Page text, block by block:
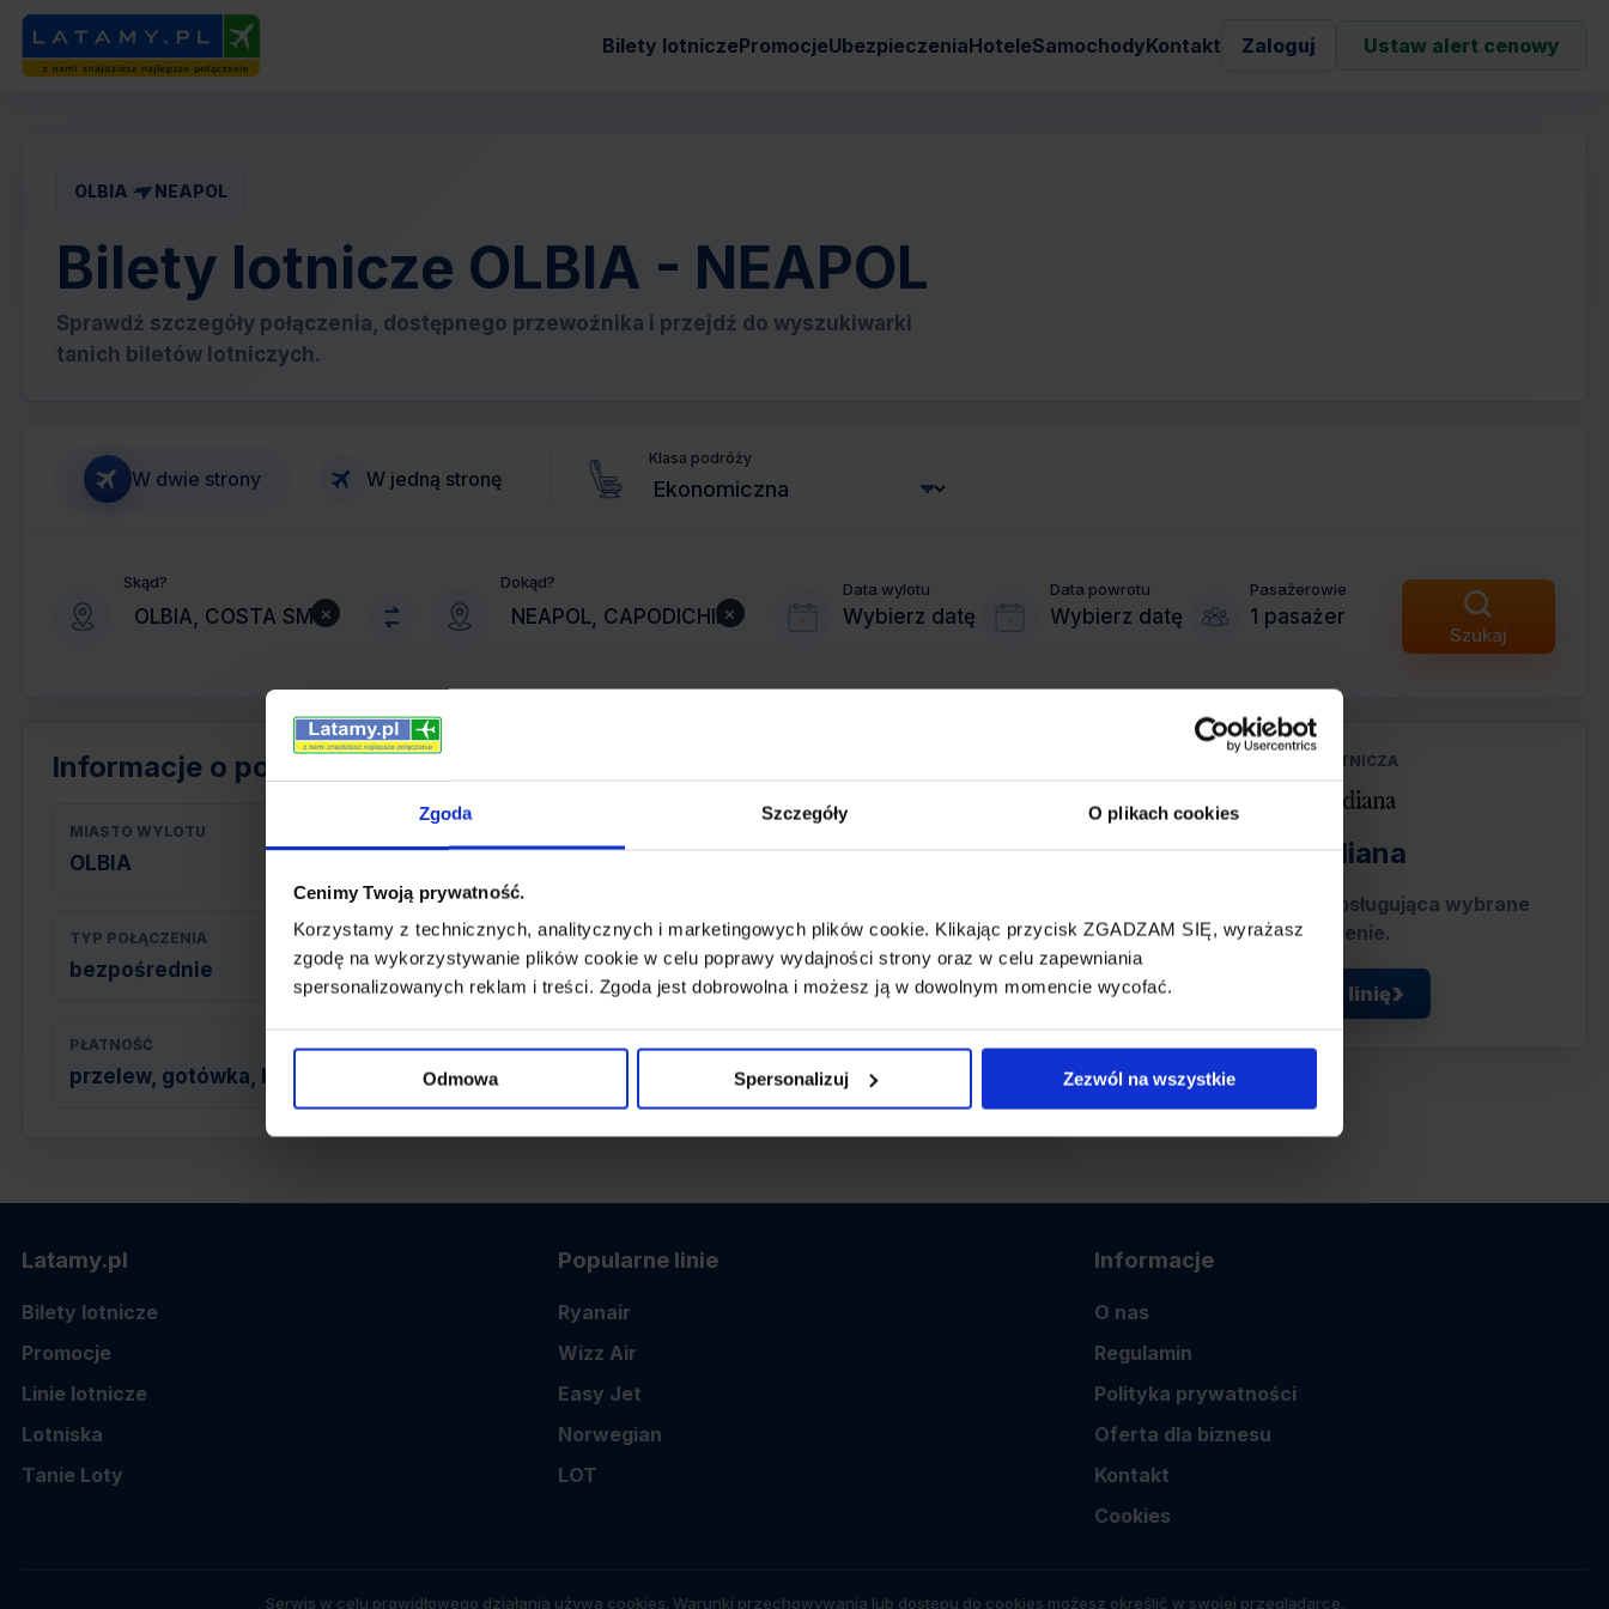
Zgoda Szczegóły O plikach cookies
Cenimy Twoją prywatność.
Korzystamy z technicznych, analitycznych i marketingowych plików cookie. Klikając przycisk ZGADZAM SIĘ, wyrażasz
zgodę na wykorzystywanie plików cookie w celu poprawy wydajności strony oraz w celu zapewniania
spersonalizowanych reklam i treści. Zgoda jest dobrowolna i możesz ją w dowolnym momencie wycofać.
Odmowa Spersonalizuj Zezwól na wszystkie
Bilety lotniczePromocjeUbezpieczeniaHoteleSamochodyKontakt Zaloguj Ustaw alert cenowy
OLBIA NEAPOL
Bilety lotnicze OLBIA - NEAPOL
Sprawdź szczegóły połączenia, dostępnego przewoźnika i przejdź do wyszukiwarki
tanich biletów lotniczych.
W dwie strony W jedną stronę
Klasa podróży
Skąd?
×
Dokąd?
×
Data wylotu
Wybierz datę
Data powrotu
Wybierz datę
Pasażerowie
1 pasażer
Szukaj
Informacje o połączeniu
MIASTO WYLOTU
OLBIA
TYP POŁĄCZENIA
bezpośrednie
REZERWACJA
online lub telefoniczna
PŁATNOŚĆ
przelew, gotówka, karta
LINIA LOTNICZA
Meridiana
Tania linia lotnicza obsługująca wybrane
połączenie.
Zobacz linię
Latamy.pl
Bilety lotnicze
Promocje
Linie lotnicze
Lotniska
Tanie Loty
Popularne linie
Ryanair
Wizz Air
Easy Jet
Norwegian
LOT
Informacje
O nas
Regulamin
Polityka prywatności
Oferta dla biznesu
Kontakt
Cookies
Serwis w celu prawidłowego działania używa cookies. Warunki przechowywania lub dostępu do cookies możesz określić w swojej przeglądarce.